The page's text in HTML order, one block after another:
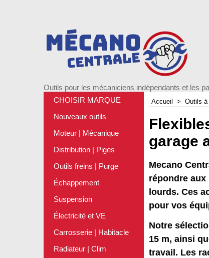
Outils pour les mécaniciens indépendants et les
CHOISIR MARQUE
Nouveaux outils
Moteur | Mécanique
Distribution | Piges
Outils freins | Purge
Échappement
Suspension
Électricité et VE
Carrosserie | Habitacle
Radiateur | Clim
Accueil > Outils à
garage
Mecano
répondre
lourds. Ces
pour vos
Notre
15 m, ainsi
travail. Les